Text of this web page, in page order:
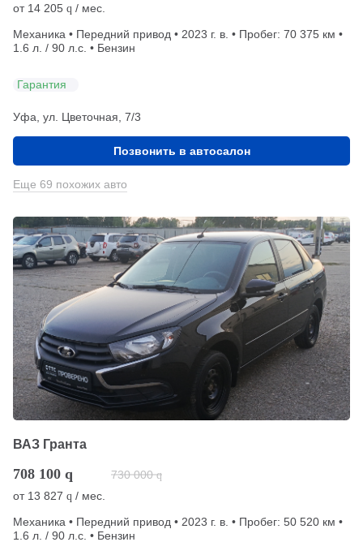
от 14 205 q / мес.
Механика • Передний привод • 2023 г. в. • Пробег: 70 375 км •
1.6 л. / 90 л.с. • Бензин
Гарантия
Уфа, ул. Цветочная, 7/3
Позвонить в автосалон
Еще 69 похожих авто
ВАЗ Гранта
708 100 q 730 000 q
от 13 827 q / мес.
Механика • Передний привод • 2023 г. в. • Пробег: 50 520 км •
1.6 л. / 90 л.с. • Бензин